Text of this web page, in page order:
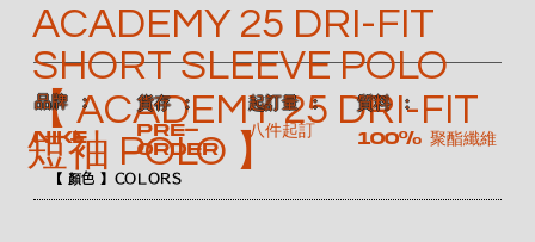
【 顏色 】COLORS
ACADEMY 25 DRI-FIT
SHORT SLEEVE POLO
【 ACADEMY 25 DRI-FIT
短袖 POLO 】
​品牌 ：
NIKE
​貨存 ：
Pre-
order
​起訂量 ：
八件起訂
​質料 ：
100% 聚酯纖維